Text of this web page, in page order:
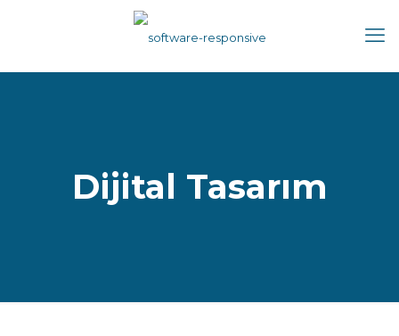
Dijital Tasarım